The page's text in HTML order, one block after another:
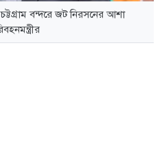
বন্দরে জট নিরসনের আশা